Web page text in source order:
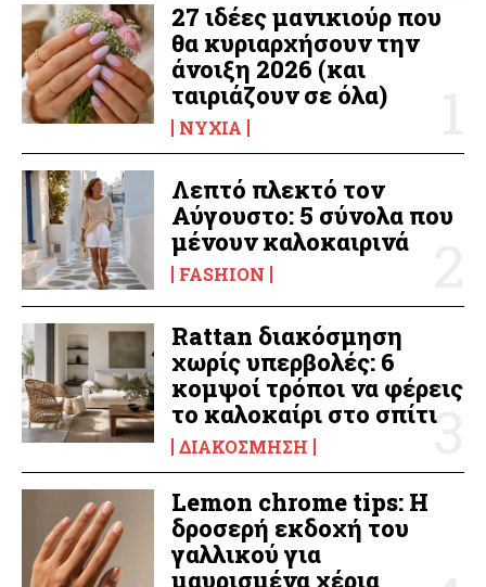
27 ιδέες μανικιούρ που
θα κυριαρχήσουν την
άνοιξη 2026 (και
ταιριάζουν σε όλα)
ΝΎΧΙΑ
Λεπτό πλεκτό τον
Αύγουστο: 5 σύνολα που
μένουν καλοκαιρινά
FASHION
Rattan διακόσμηση
χωρίς υπερβολές: 6
κομψοί τρόποι να φέρεις
το καλοκαίρι στο σπίτι
ΔΙΑΚΌΣΜΗΣΗ
Lemon chrome tips: Η
δροσερή εκδοχή του
γαλλικού για
μαυρισμένα χέρια